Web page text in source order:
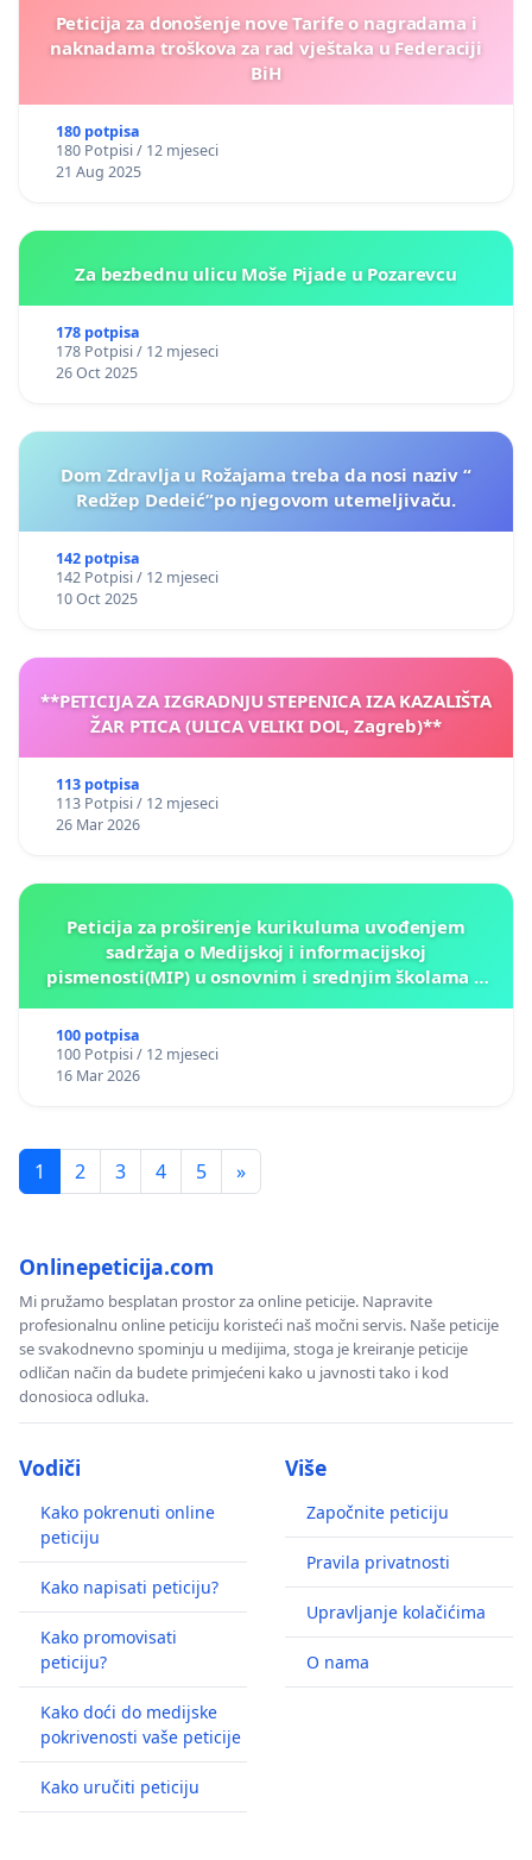
Peticija za donošenje nove Tarife o nagradama i
naknadama troškova za rad vještaka u Federaciji
BiH
180 potpisa
180 Potpisi / 12 mjeseci
21 Aug 2025
Za bezbednu ulicu Moše Pijade u Pozarevcu
178 potpisa
178 Potpisi / 12 mjeseci
26 Oct 2025
Dom Zdravlja u Rožajama treba da nosi naziv “
Redžep Dedeić”po njegovom utemeljivaču.
142 potpisa
142 Potpisi / 12 mjeseci
10 Oct 2025
**PETICIJA ZA IZGRADNJU STEPENICA IZA KAZALIŠTA
ŽAR PTICA (ULICA VELIKI DOL, Zagreb)**
113 potpisa
113 Potpisi / 12 mjeseci
26 Mar 2026
Peticija za proširenje kurikuluma uvođenjem
sadržaja o Medijskoj i informacijskoj
pismenosti(MIP) u osnovnim i srednjim školama u
100 potpisa
100 Potpisi / 12 mjeseci
16 Mar 2026
1 2 3 4 5 »
Onlinepeticija.com
Mi pružamo besplatan prostor za online peticije. Napravite
profesionalnu online peticiju koristeći naš močni servis. Naše peticije
se svakodnevno spominju u medijima, stoga je kreiranje peticije
odličan način da budete primjećeni kako u javnosti tako i kod
donosioca odluka.
Vodiči
Kako pokrenuti online
peticiju
Kako napisati peticiju?
Kako promovisati
peticiju?
Kako doći do medijske
pokrivenosti vaše peticije
Kako uručiti peticiju
Više
Započnite peticiju
Pravila privatnosti
Upravljanje kolačićima
O nama